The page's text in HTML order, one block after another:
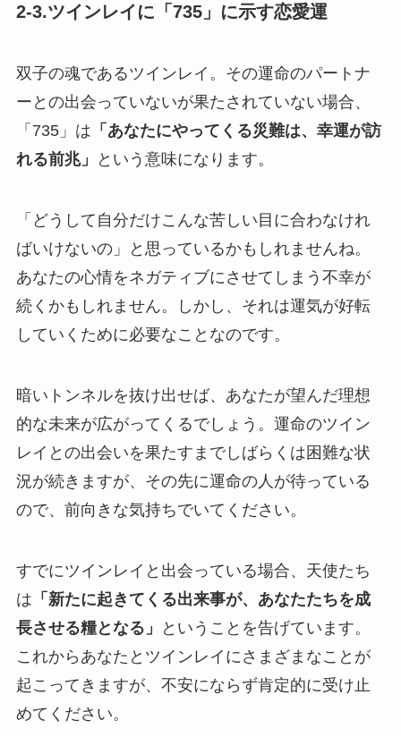
2-3.ツインレイに「735」に示す恋愛運
双子の魂であるツインレイ。その運命のパートナ
ーとの出会っていないが果たされていない場合、
「735」は 「あなたにやってくる災難は、幸運が訪
れる前兆」
という意味になります。
「どうして自分だけこんな苦しい目に合わなけれ
ばいけないの」と思っているかもしれませんね。
あなたの心情をネガティブにさせてしまう不幸が
続くかもしれません。しかし、それは運気が好転
していくために必要なことなのです。
暗いトンネルを抜け出せば、あなたが望んだ理想
的な未来が広がってくるでしょう。運命のツイン
レイとの出会いを果たすまでしばらくは困難な状
況が続きますが、その先に運命の人が待っている
ので、前向きな気持ちでいてください。
すでにツインレイと出会っている場合、天使たち
は 「新たに起きてくる出来事が、あなたたちを成
長させる糧となる」
ということを告げています。
これからあなたとツインレイにさまざまなことが
起こってきますが、不安にならず肯定的に受け止
めてください。